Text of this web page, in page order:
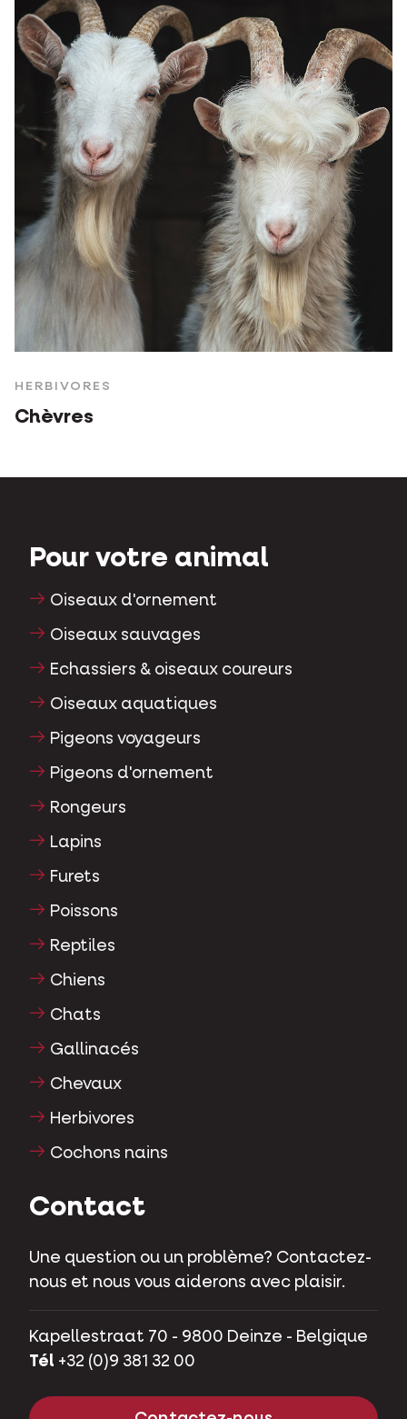
HERBIVORES
Chèvres
Pour votre animal
Oiseaux d'ornement
Oiseaux sauvages
Echassiers & oiseaux coureurs
Oiseaux aquatiques
Pigeons voyageurs
Pigeons d'ornement
Rongeurs
Lapins
Furets
Poissons
Reptiles
Chiens
Chats
Gallinacés
Chevaux
Herbivores
Cochons nains
Contact
Une question ou un problème? Contactez-
nous et nous vous aiderons avec plaisir.
Kapellestraat 70 - 9800 Deinze - Belgique
Tél +32 (0)9 381 32 00